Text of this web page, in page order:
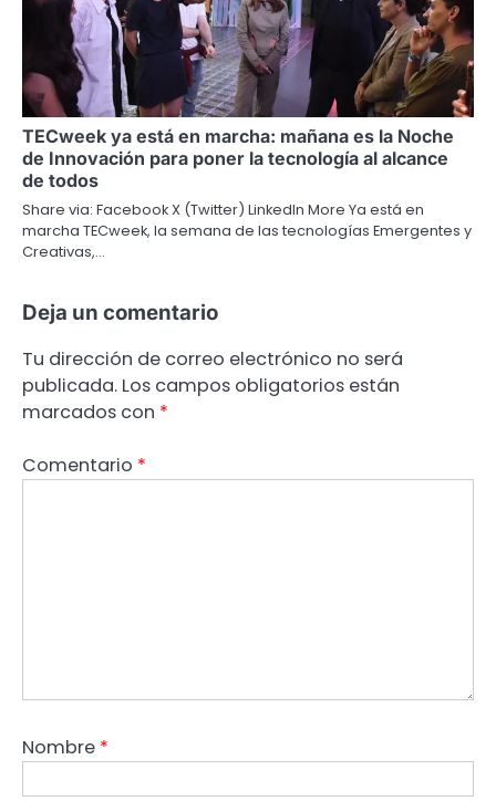
TECweek ya está en marcha: mañana es la Noche
de Innovación para poner la tecnología al alcance
de todos
Share via: Facebook X (Twitter) LinkedIn More Ya está en
marcha TECweek, la semana de las tecnologías Emergentes y
Creativas,…
Deja un comentario
Tu dirección de correo electrónico no será
publicada. Los campos obligatorios están
marcados con *
Comentario *
Nombre *